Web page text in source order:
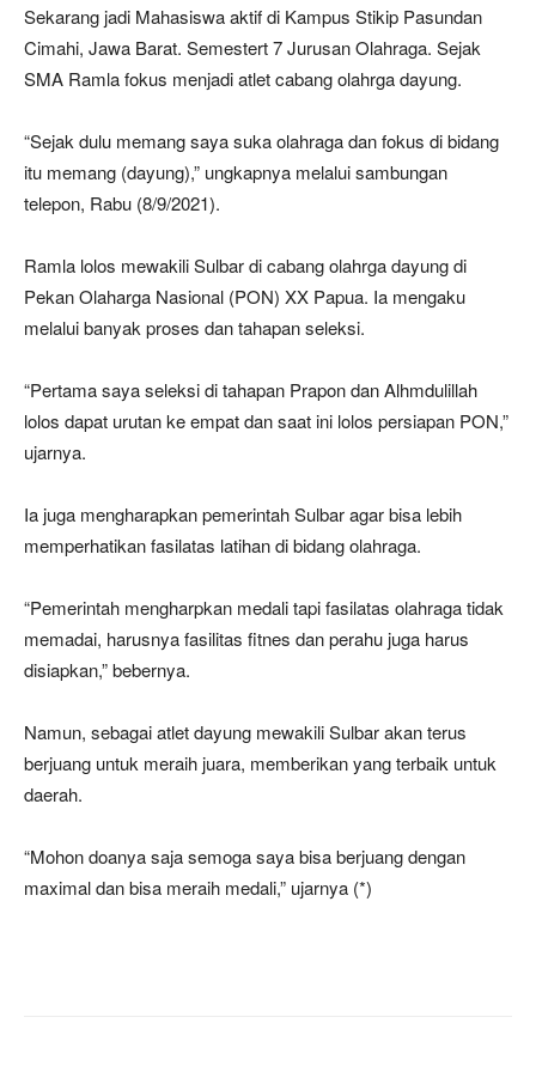
Sekarang jadi Mahasiswa aktif di Kampus Stikip Pasundan
Cimahi, Jawa Barat. Semestert 7 Jurusan Olahraga. Sejak
SMA Ramla fokus menjadi atlet cabang olahrga dayung.
“Sejak dulu memang saya suka olahraga dan fokus di bidang
itu memang (dayung),” ungkapnya melalui sambungan
telepon, Rabu (8/9/2021).
Ramla lolos mewakili Sulbar di cabang olahrga dayung di
Pekan Olaharga Nasional (PON) XX Papua. Ia mengaku
melalui banyak proses dan tahapan seleksi.
“Pertama saya seleksi di tahapan Prapon dan Alhmdulillah
lolos dapat urutan ke empat dan saat ini lolos persiapan PON,”
ujarnya.
Ia juga mengharapkan pemerintah Sulbar agar bisa lebih
memperhatikan fasilatas latihan di bidang olahraga.
“Pemerintah mengharpkan medali tapi fasilatas olahraga tidak
memadai, harusnya fasilitas fitnes dan perahu juga harus
disiapkan,” bebernya.
Namun, sebagai atlet dayung mewakili Sulbar akan terus
berjuang untuk meraih juara, memberikan yang terbaik untuk
daerah.
“Mohon doanya saja semoga saya bisa berjuang dengan
maximal dan bisa meraih medali,” ujarnya (*)